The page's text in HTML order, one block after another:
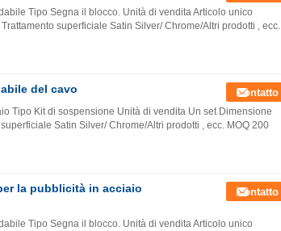
Tipo Segna il blocco. Unità di vendita Articolo unico
superficiale Satin Silver/ Chrome/Altri prodotti , ecc.
del cavo Contatto
Tipo Kit di sospensione Unità di vendita Un set Dimensione
Satin Silver/ Chrome/Altri prodotti , ecc. MOQ 200
la pubblicità in acciaio
Contatto
Tipo Segna il blocco. Unità di vendita Articolo unico